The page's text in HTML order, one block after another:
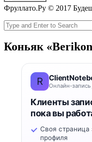
Фруллато.Ру © 2017
Коньяк
R Онлайн-запись
Клиенты
пока вы
Своя
профиля